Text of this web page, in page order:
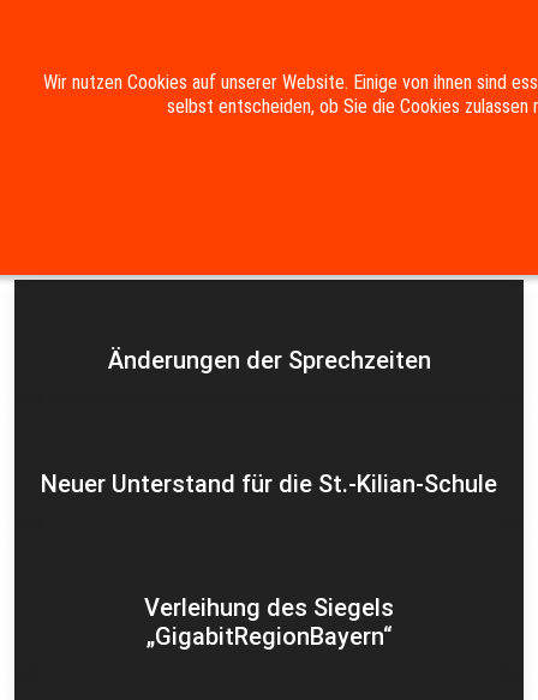
Impressum Datenschutzerklärung
Änderungen der Sprechzeiten
Neuer Unterstand für die St.-Kilian-Schule
Verleihung des Siegels
„GigabitRegionBayern“
Wir nutzen Cookies auf unserer Website. Einige von ihnen sind
selbst entscheiden, ob Sie die Cookies